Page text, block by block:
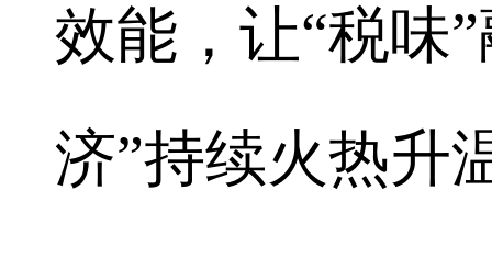
效能，让“税味
济”持续火热升